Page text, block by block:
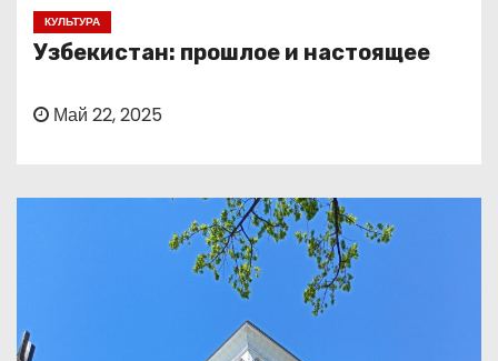
КУЛЬТУРА
Узбекистан: прошлое и настоящее
Май 22, 2025